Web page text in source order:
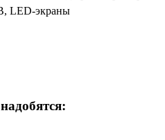
LED-экраны